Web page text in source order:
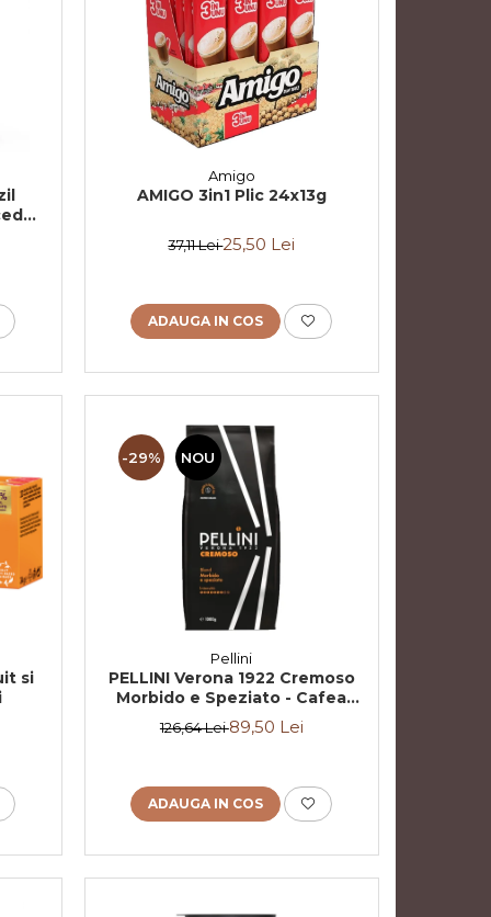
Amigo
AMIGO 3in1 Plic 24x13g
37,11 Lei25,50 Lei
ADAUGA IN COS
si
-29% NOU
Pellini
PELLINI Verona 1922 Cremoso
Morbido e Speziato - Cafea
Boabe 1kg
126,64 Lei89,50 Lei
ADAUGA IN COS